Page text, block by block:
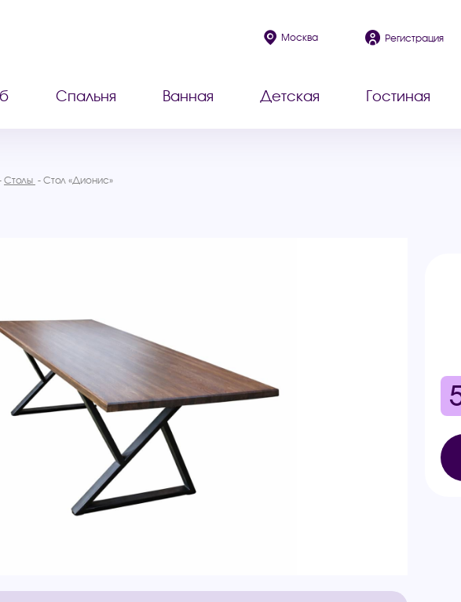
Москва Регистрация
Спальня Ванная Детская Гостиная
Столы Стол «Дионис»